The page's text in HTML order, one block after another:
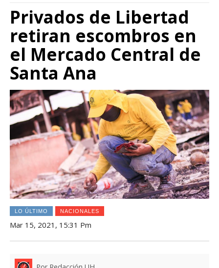
Privados de Libertad
retiran escombros en
el Mercado Central de
Santa Ana
LO ÚLTIMO NACIONALES
Mar 15, 2021, 15:31 Pm